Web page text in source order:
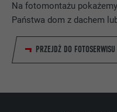
Na fotomontażu
Państwa dom z dachem
PRZEJDŹ DO FOTOSERWISU
CEL
witrynie
jednego
reklamy